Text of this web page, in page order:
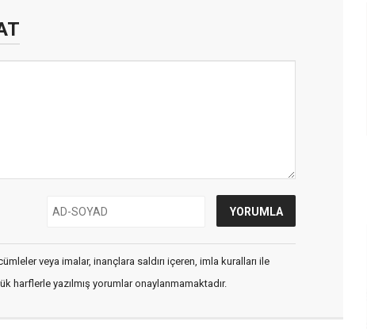
veya imalar, inançlara saldırı içeren, imla kuralları ile
harflerle yazılmış yorumlar onaylanmamaktadır.